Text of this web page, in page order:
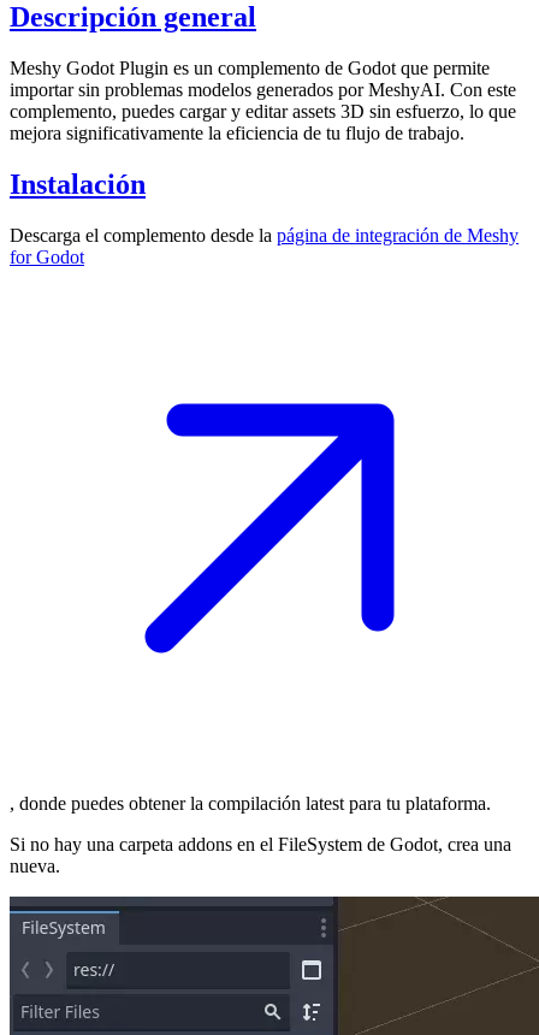
Descripción general
Meshy Godot Plugin es un complemento de Godot que permite
importar sin problemas modelos generados por MeshyAI. Con este
complemento, puedes cargar y editar assets 3D sin esfuerzo, lo que
mejora significativamente la eficiencia de tu flujo de trabajo.
Instalación
Descarga el complemento desde la página de integración de Meshy
for Godot
, donde puedes obtener la compilación latest para tu plataforma.
Si no hay una carpeta addons en el FileSystem de Godot, crea una
nueva.